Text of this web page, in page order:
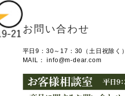
お問い合わせ
平日9：30～17：30（土日祝除く）
MAIL：info@m-dear.com